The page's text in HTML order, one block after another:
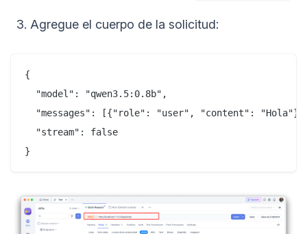
Agregue el cuerpo de la solicitud:
{
  "model": "qwen3.5:0.8b",
"messages": [{"role": "user", "content":
  "stream": false
}